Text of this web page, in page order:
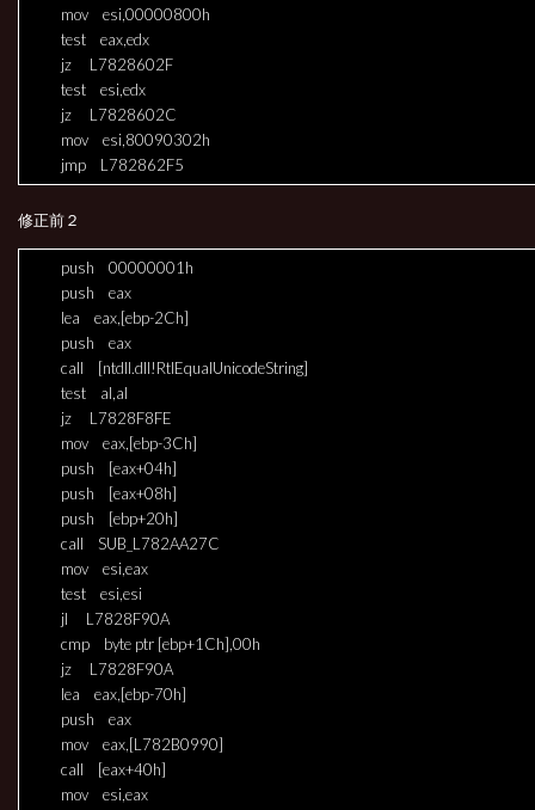
mov esi,00000800h
test eax,edx
jz L7828602F
test esi,edx
jz L7828602C
mov esi,80090302h
jmp L782862F5
修正前２
push 00000001h
push eax
lea eax,[ebp-2Ch]
push eax
call [ntdll.dll!RtlEqualUnicodeString]
test al,al
jz L7828F8FE
mov eax,[ebp-3Ch]
push [eax+04h]
push [eax+08h]
push [ebp+20h]
call SUB_L782AA27C
mov esi,eax
test esi,esi
jl L7828F90A
cmp byte ptr [ebp+1Ch],00h
jz L7828F90A
lea eax,[ebp-70h]
push eax
mov eax,[L782B0990]
call [eax+40h]
mov esi,eax